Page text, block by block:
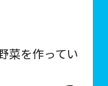
菜を作ってい